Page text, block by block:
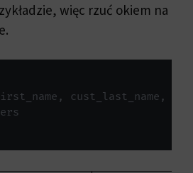
więc rzuć okiem na
, cust_last_name ,